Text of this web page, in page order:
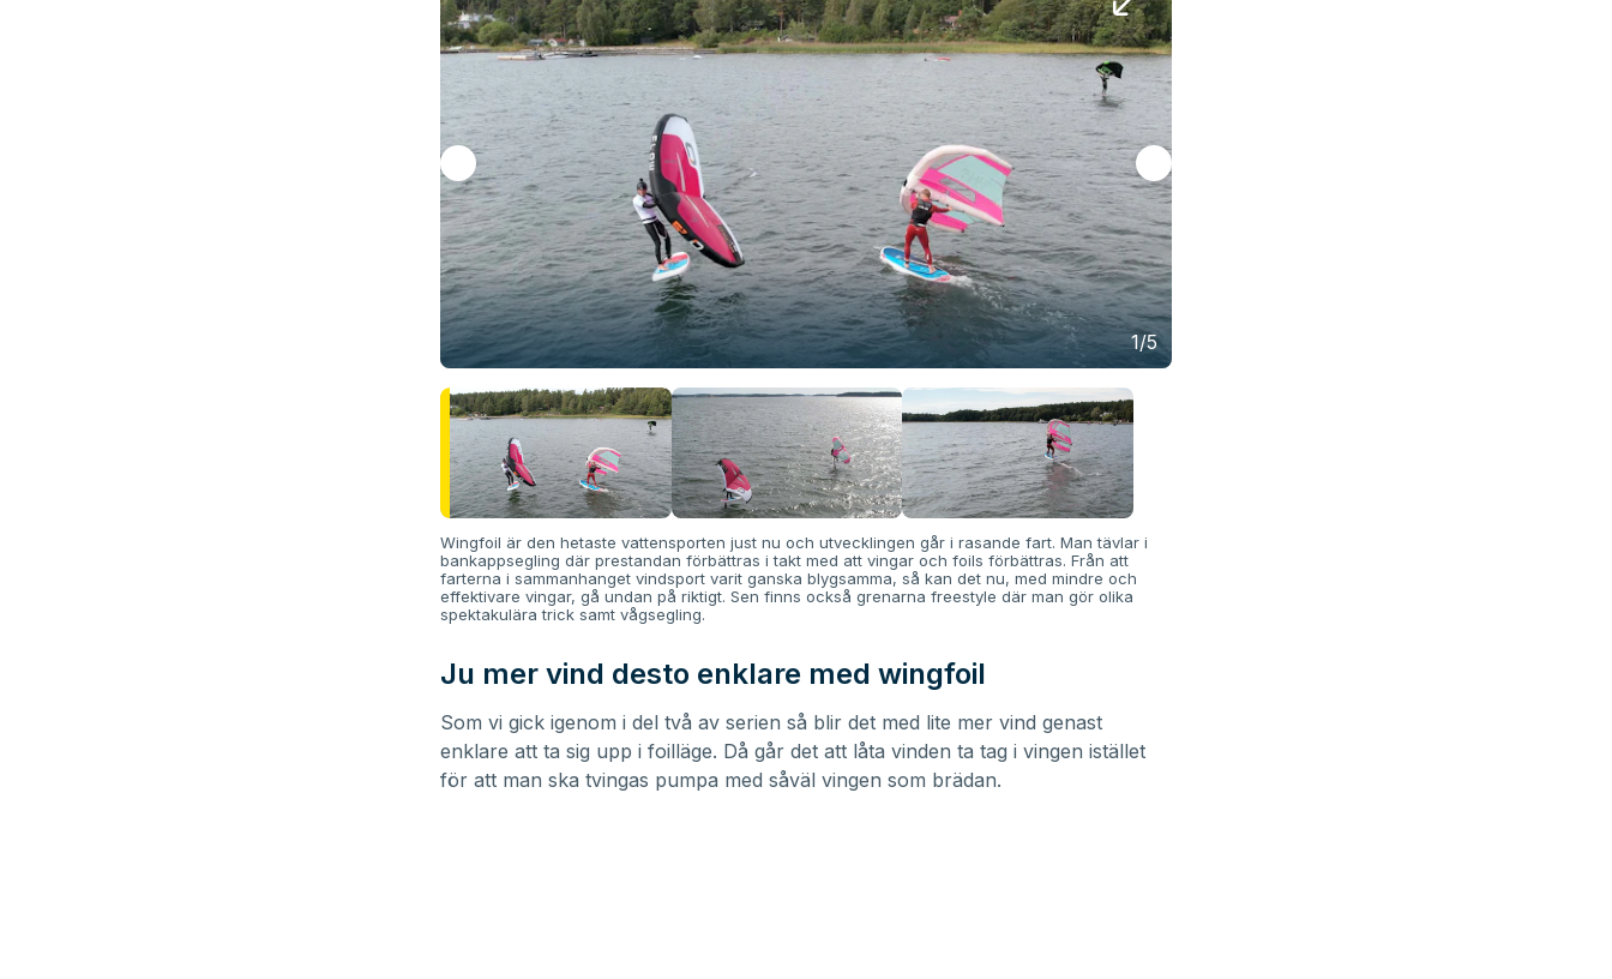
1/5
Wingfoil är den hetaste vattensporten just nu och utvecklingen går i rasande fart. Man tävlar i
bankappsegling där prestandan förbättras i takt med att vingar och foils förbättras. Från att
farterna i sammanhanget vindsport varit ganska blygsamma, så kan det nu, med mindre och
effektivare vingar, gå undan på riktigt. Sen finns också grenarna freestyle där man gör olika
spektakulära trick samt vågsegling.
Ju mer vind desto enklare med wingfoil
Som vi gick igenom i del två av serien så blir det med lite mer vind genast
enklare att ta sig upp i foilläge. Då går det att låta vinden ta tag i vingen istället
för att man ska tvingas pumpa med såväl vingen som brädan.